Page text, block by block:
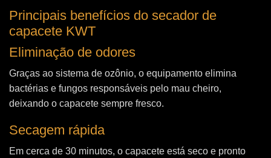
Principais benefícios do secador de
capacete KWT
Eliminação de odores
Graças ao sistema de ozônio, o equipamento elimina
bactérias e fungos responsáveis pelo mau cheiro,
deixando o capacete sempre fresco.
Secagem rápida
Em cerca de 30 minutos, o capacete está seco e pronto